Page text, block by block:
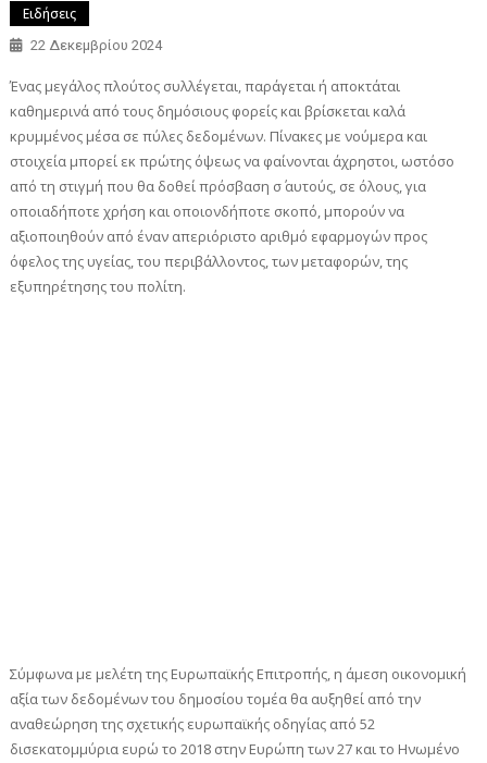
Ειδήσεις
22 Δεκεμβρίου 2024
Ένας μεγάλος πλούτος συλλέγεται, παράγεται ή αποκτάται
καθημερινά από τους δημόσιους φορείς και βρίσκεται καλά
κρυμμένος μέσα σε πύλες δεδομένων. Πίνακες με νούμερα και
στοιχεία μπορεί εκ πρώτης όψεως να φαίνονται άχρηστοι, ωστόσο
από τη στιγμή που θα δοθεί πρόσβαση σ΄ αυτούς, σε όλους, για
οποιαδήποτε χρήση και οποιονδήποτε σκοπό, μπορούν να
αξιοποιηθούν από έναν απεριόριστο αριθμό εφαρμογών προς
όφελος της υγείας, του περιβάλλοντος, των μεταφορών, της
εξυπηρέτησης του πολίτη.
Σύμφωνα με μελέτη της Ευρωπαϊκής Επιτροπής, η άμεση οικονομική
αξία των δεδομένων του δημοσίου τομέα θα αυξηθεί από την
αναθεώρηση της σχετικής ευρωπαϊκής οδηγίας από 52
δισεκατομμύρια ευρώ το 2018 στην Ευρώπη των 27 και το Ηνωμένο